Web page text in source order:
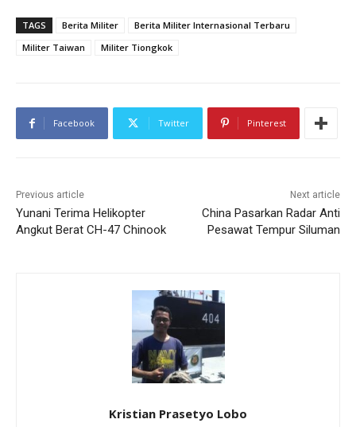
TAGS Berita Militer
Berita Militer Internasional Terbaru
Militer Taiwan
Militer Tiongkok
Facebook Twitter Pinterest
Previous article
Yunani Terima Helikopter
Angkut Berat CH-47 Chinook
Next article
China Pasarkan Radar Anti
Pesawat Tempur Siluman
Kristian Prasetyo Lobo